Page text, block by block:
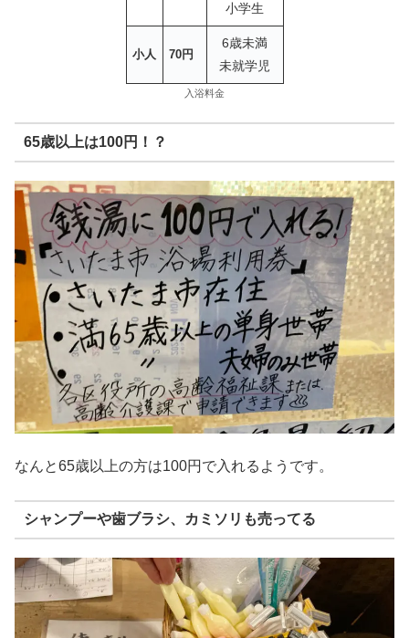
小学生
小人 70円
6歳未満
未就学児
入浴料金
65歳以上は100円！？
なんと65歳以上の方は100円で入れるようです。
シャンプーや歯ブラシ、カミソリも売ってる